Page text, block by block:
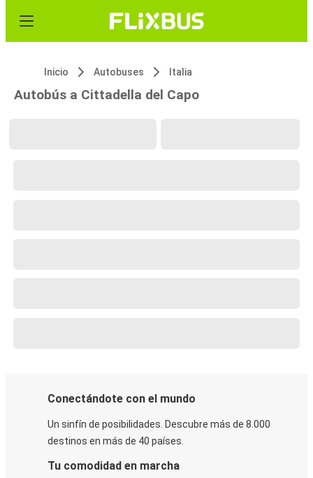
Inicio Autobuses Italia
Autobús a Cittadella del Capo
Conectándote con el mundo
Un sinfín de posibilidades. Descubre más de 8.000
destinos en más de 40 países.
Tu comodidad en marcha